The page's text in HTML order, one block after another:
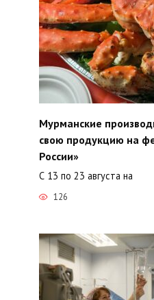
Мурманские
свою продукцию на
России»
С 13 по 23 августа на
126